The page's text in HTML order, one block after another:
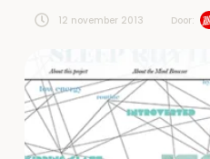
12 november 2013 Door: